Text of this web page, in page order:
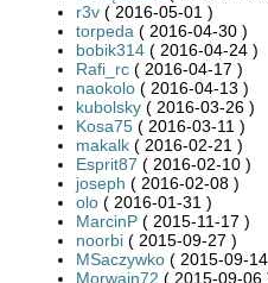
r3v ( 2016-05-01 )
torpeda ( 2016-04-30 )
bobik314 ( 2016-04-24 )
Rafi_rc ( 2016-04-17 )
naokolo ( 2016-04-13 )
kubolsky ( 2016-03-26 )
Kosa75 ( 2016-03-11 )
makalk ( 2016-02-21 )
Esprit87 ( 2016-02-10 )
joseph ( 2016-02-08 )
olo ( 2016-01-31 )
MarcinP ( 2015-11-17 )
noorbi ( 2015-09-27 )
MSaczywko ( 2015-09-
Morwain72 ( 2015-09-06